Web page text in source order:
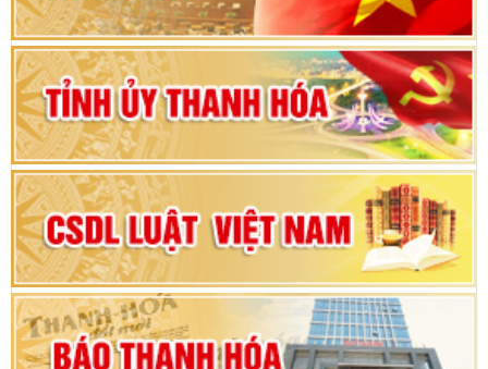
Bộ Chính trị duyệt nội dung Đại hội đại biểu
Đảng bộ tỉnh Thanh Hóa lần thứ XX, nhiệm kỳ
2025 - 2030
Đại hội đại biểu Đảng bộ xã Yên Thọ lần thứ I,
nhiệm kỳ 2025 – 2030
Đại hội Đảng bộ xã Yên Ninh lần thứ nhất,
nhiệm kỳ 2025 - 2030
Khai mạc Kỳ họp bất thường lần thứ 9, Quốc
hội khóa XV